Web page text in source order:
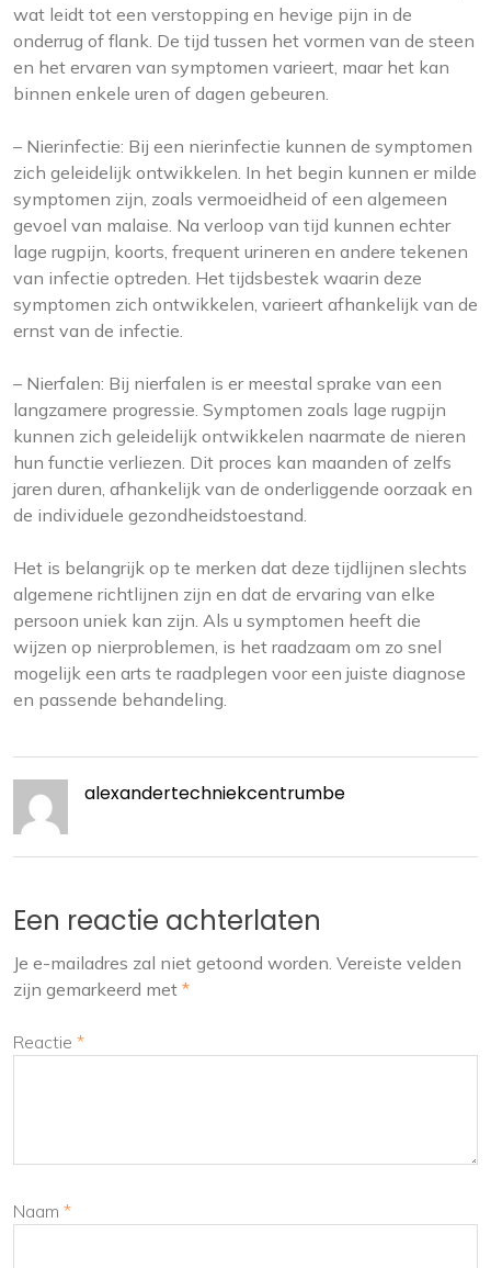
wat leidt tot een verstopping en hevige pijn in de
onderrug of flank. De tijd tussen het vormen van de steen
en het ervaren van symptomen varieert, maar het kan
binnen enkele uren of dagen gebeuren.
– Nierinfectie: Bij een nierinfectie kunnen de symptomen
zich geleidelijk ontwikkelen. In het begin kunnen er milde
symptomen zijn, zoals vermoeidheid of een algemeen
gevoel van malaise. Na verloop van tijd kunnen echter
lage rugpijn, koorts, frequent urineren en andere tekenen
van infectie optreden. Het tijdsbestek waarin deze
symptomen zich ontwikkelen, varieert afhankelijk van de
ernst van de infectie.
– Nierfalen: Bij nierfalen is er meestal sprake van een
langzamere progressie. Symptomen zoals lage rugpijn
kunnen zich geleidelijk ontwikkelen naarmate de nieren
hun functie verliezen. Dit proces kan maanden of zelfs
jaren duren, afhankelijk van de onderliggende oorzaak en
de individuele gezondheidstoestand.
Het is belangrijk op te merken dat deze tijdlijnen slechts
algemene richtlijnen zijn en dat de ervaring van elke
persoon uniek kan zijn. Als u symptomen heeft die
wijzen op nierproblemen, is het raadzaam om zo snel
mogelijk een arts te raadplegen voor een juiste diagnose
en passende behandeling.
alexandertechniekcentrumbe
Een reactie achterlaten
Je e-mailadres zal niet getoond worden. Vereiste velden
zijn gemarkeerd met *
Reactie *
Naam *